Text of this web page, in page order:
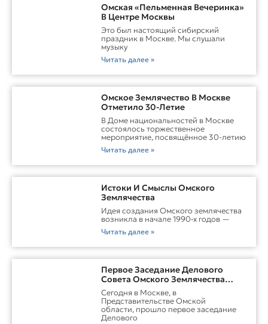
Омская «Пельменная Вечеринка»
В Центре Москвы
Это был настоящий сибирский
праздник в Москве. Мы слушали
музыку
Читать далее »
Омское Землячество В Москве
Отметило 30-Летие
В Доме национальностей в Москве
состоялось торжественное
мероприятие, посвящённое 30-летию
Читать далее »
Истоки И Смыслы Омского
Землячества
Идея создания Омского землячества
возникла в начале 1990‑х годов —
Читать далее »
Первое Заседание Делового
Совета Омского Землячества
Прошло С Участием Губернатора
Омской Области
Сегодня в Москве, в
Представительстве Омской
области, прошло первое заседание
Делового